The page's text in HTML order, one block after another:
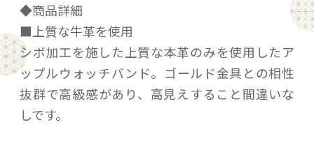
◆商品詳細
■上質な牛革を使用
シボ加工を施した上質な本革のみを使用したア
ップルウォッチバンド。ゴールド金具との相性
抜群で高級感があり、高見えすること間違いな
しです。